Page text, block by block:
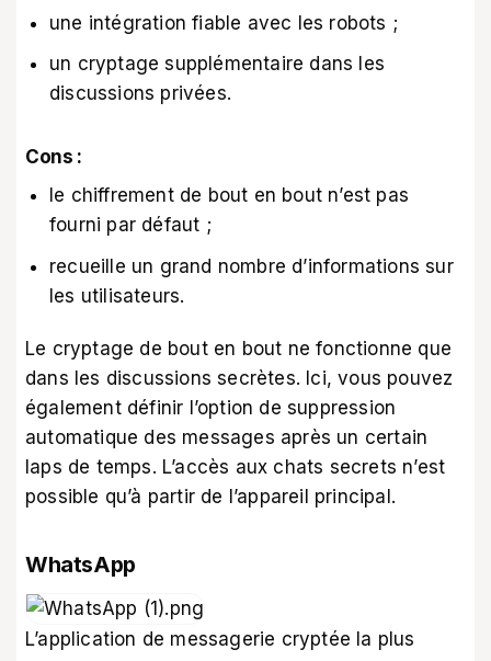
une intégration fiable avec les robots ;
un cryptage supplémentaire dans les
discussions privées.
Cons :
le chiffrement de bout en bout n’est pas
fourni par défaut ;
recueille un grand nombre d’informations sur
les utilisateurs.
Le cryptage de bout en bout ne fonctionne que
dans les discussions secrètes. Ici, vous pouvez
également définir l’option de suppression
automatique des messages après un certain
laps de temps. L’accès aux chats secrets n’est
possible qu’à partir de l’appareil principal.
WhatsApp
L’application de messagerie cryptée la plus